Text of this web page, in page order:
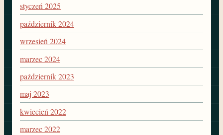
styczeń 2025
październik 2024
wrzesień 2024
marzec 2024
październik 2023
maj 2023
kwiecień 2022
marzec 2022